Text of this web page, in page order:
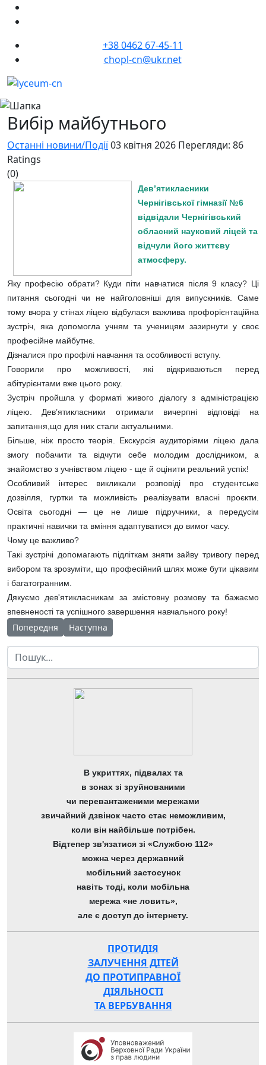
+38 0462 67-45-11
chopl-cn@ukr.net
Вибір майбутнього
Останні новини/Події03 квітня 2026 Перегляди: 86
Ratings
(0)
Дев’ятикласники
Чернігівської гімназії №6
відвідали Чернігівський
обласний науковий ліцей та
відчули його життєву
атмосферу.
Яку професію обрати? Куди піти навчатися після 9 класу? Ці
питання сьогодні чи не найголовніші для випускників. Саме
тому вчора у стінах ліцею відбулася важлива профорієнтаційна
зустріч, яка допомогла учням та ученицям зазирнути у своє
професійне майбутнє.
Дізналися про профілі навчання та особливості вступу.
Говорили про можливості, які відкриваються перед
абітурієнтами вже цього року.
Зустріч пройшла у форматі живого діалогу з адміністрацією
ліцею. Дев’ятикласники отримали вичерпні відповіді на
запитання,що для них стали актуальними.
Більше, ніж просто теорія. Екскурсія аудиторіями ліцею дала
змогу побачити та відчути себе молодим дослідником, а
знайомство з учнівством ліцею - ще й оцінити реальний успіх!
Особливий інтерес викликали розповіді про студентське
дозвілля, гуртки та можливість реалізувати власні проєкти.
Освіта сьогодні — це не лише підручники, а передусім
практичні навички та вміння адаптуватися до вимог часу.
Чому це важливо?
Такі зустрічі допомагають підліткам зняти зайву тривогу перед
вибором та зрозуміти, що професійний шлях може бути цікавим
і багатогранним.
Дякуємо дев'ятикласникам за змістовну розмову та бажаємо
впевненості та успішного завершення навчального року!
Попередня стаття: Інформаційна зустріч до Дня мінної
Попередня Наступна стаття: Щиро вітаємо наших
Наступна
Пошук
В укриттях, підвалах та
в зонах зі зруйнованими
чи перевантаженими мережами
звичайний дзвінок часто стає неможливим,
коли він найбільше потрібен.
Відтепер зв'язатися зі «Службою 112»
можна через державний
мобільний застосунок
навіть тоді, коли мобільна
мережа «не ловить»,
але є доступ до інтернету.
ПРОТИДІЯ
ЗАЛУЧЕННЯ ДІТЕЙ
ДО ПРОТИПРАВНОЇ
ДІЯЛЬНОСТІ
ТА ВЕРБУВАННЯ